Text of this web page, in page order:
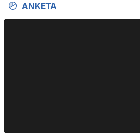
ANKETA